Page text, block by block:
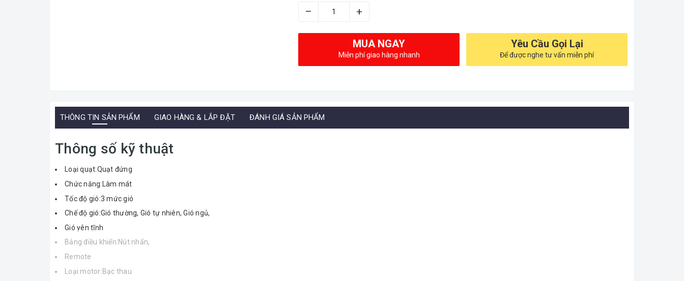
– +
MUA NGAY
Miễn phí giao hàng nhanh
Yêu Cầu Gọi Lại
Để được nghe tư vấn miễn phí
THÔNG TIN SẢN PHẨM GIAO HÀNG & LẮP ĐẶT ĐÁNH GIÁ SẢN PHẨM
Thông số kỹ thuật
Loại quạt:Quạt đứng
Chức năng:Làm mát
Tốc độ gió:3 mức gió
Chế độ gió:Gió thường, Gió tự nhiên, Gió ngủ,
Gió yên tĩnh
Bảng điều khiển:Nút nhấn,
Remote
Loại motor:Bạc thau